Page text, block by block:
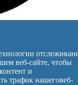
бухгалтер
веб-сайте, чтобы
и
трафик нашеговеб-